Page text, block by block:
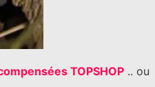
TOPSHOP.. ou